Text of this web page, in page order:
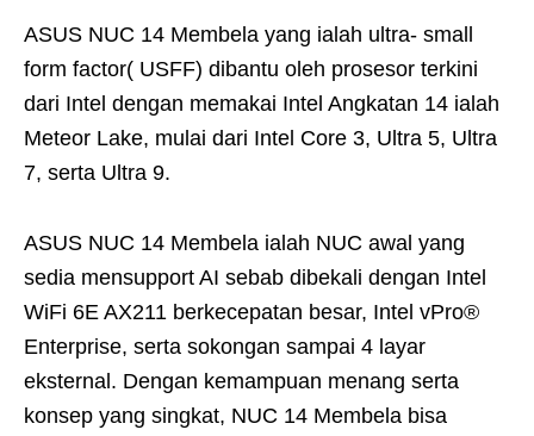
ASUS NUC 14 Membela yang ialah ultra- small
form factor( USFF) dibantu oleh prosesor terkini
dari Intel dengan memakai Intel Angkatan 14 ialah
Meteor Lake, mulai dari Intel Core 3, Ultra 5, Ultra
7, serta Ultra 9.
ASUS NUC 14 Membela ialah NUC awal yang
sedia mensupport AI sebab dibekali dengan Intel
WiFi 6E AX211 berkecepatan besar, Intel vPro®
Enterprise, serta sokongan sampai 4 layar
eksternal. Dengan kemampuan menang serta
konsep yang singkat, NUC 14 Membela bisa